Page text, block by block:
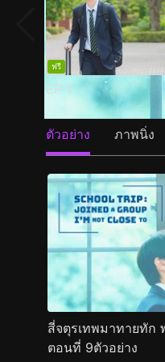
ฟรี
EP 1
ตัวอย่าง ภาพนิ่ง
สี่จตุรเทพมาทายทัก
ตอนที่ 9ตัวอย่าง